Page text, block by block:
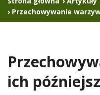
› Przechowywanie
ich